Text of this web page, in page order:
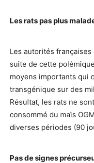
Les rats pas plus
Les autorités
suite de cette
moyens importants qui
transgénique sur des
Résultat, les rats ne
consommé du maïs
diverses périodes (90
Pas de signes